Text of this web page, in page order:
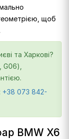
щоб
та Харкові?
+38 073 842-
BMW X6